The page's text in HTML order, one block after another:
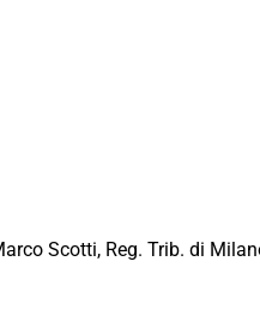
Scotti, Reg. Trib. di